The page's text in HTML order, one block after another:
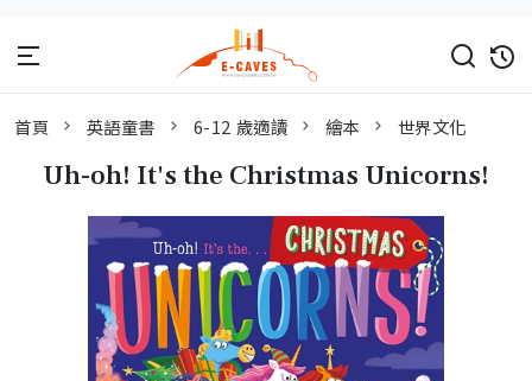
首頁 英語童書 6-12 歲適讀 繪本 世界文化
Uh-oh! It's the Christmas Unicorns!